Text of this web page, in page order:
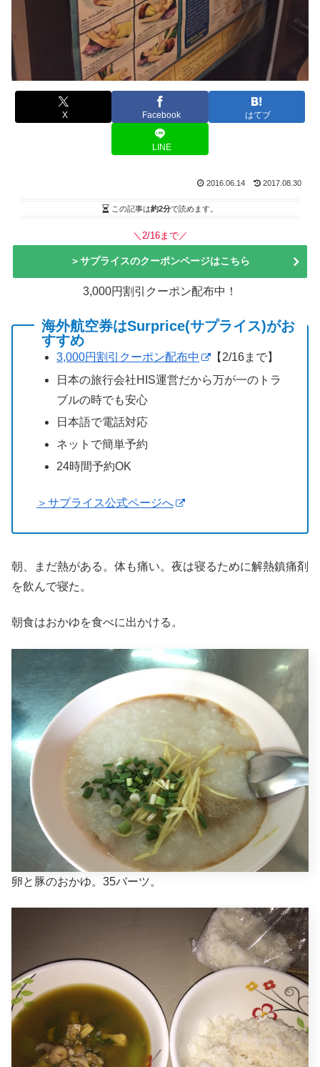
X Facebook はてブ
LINE
2016.06.14 2017.08.30
この記事は約2分で読めます。
＼2/16まで／
＞サプライスのクーポンページはこちら
3,000円割引クーポン配布中！
海外航空券はSurprice(サプライス)がお
すすめ
3,000円割引クーポン配布中
【2/16まで】
日本の旅行会社HIS運営だから万が一のトラ
ブルの時でも安心
日本語で電話対応
ネットで簡単予約
24時間予約OK
＞サプライス公式ページへ
朝、まだ熱がある。体も痛い。夜は寝るために解熱鎮痛剤
を飲んで寝た。
朝食はおかゆを食べに出かける。
卵と豚のおかゆ。35バーツ。